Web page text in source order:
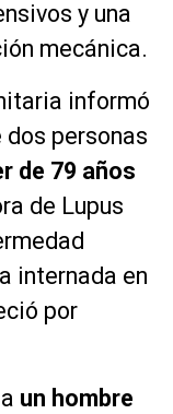
y una
mecánica.
informó
personas
de 79 años
de Lupus
internada en
por
un hombre